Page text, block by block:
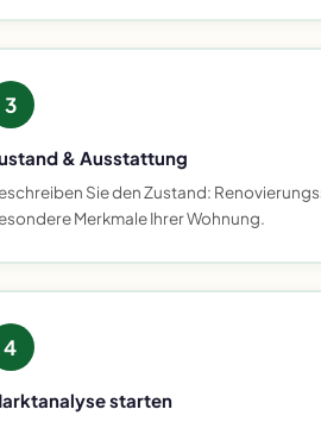
3
& Ausstattung
Sie den Zustand:
Merkmale Ihrer Wohnung.
4
starten